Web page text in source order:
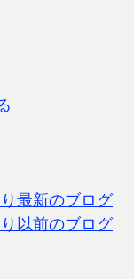
最新のブログ
以前のブログ